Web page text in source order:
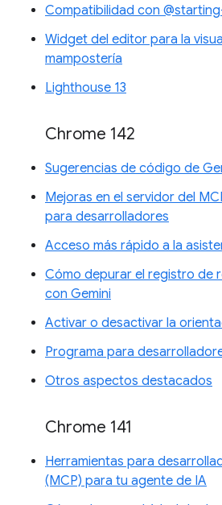
Compatibilidad con
Widget del editor para la
mampostería
Lighthouse 13
Chrome 142
Sugerencias de código de
Mejoras en el servidor del
para desarrolladores
Acceso más rápido a la
Cómo depurar el registro de
con Gemini
Activar o desactivar la
Programa para
Otros aspectos destacados
Chrome 141
Herramientas para
(MCP) para tu agente de IA